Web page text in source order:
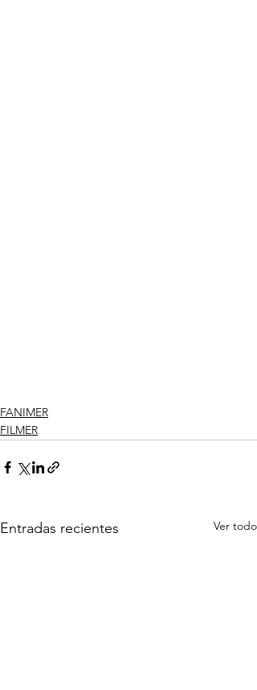
FANIMER
FILMER
Entradas recientes Ver todo